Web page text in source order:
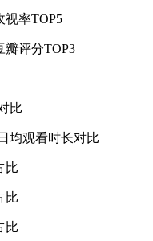
视率TOP5
瓣评分TOP3
比
均观看时长对比
比
比
比